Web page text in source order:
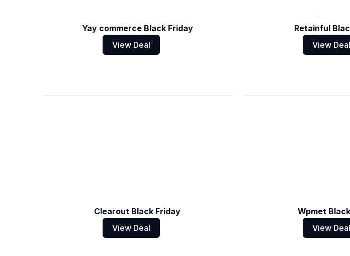
Yay commerce Black Friday
View Deal
Retainful
View Deal
Clearout Black Friday
View Deal
Wpmet
View Deal